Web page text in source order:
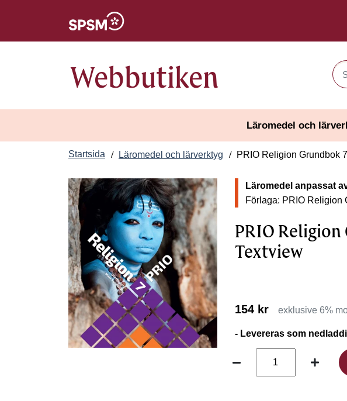
Webbutiken
Läromedel och
Startsida Läromedel och lärverktyg PRIO Religion Grundbok 7
Läromedel anpassat
Förlaga: PRIO Religion
PRIO Religion
Textview
154 kr exklusive 6%
- Levereras som